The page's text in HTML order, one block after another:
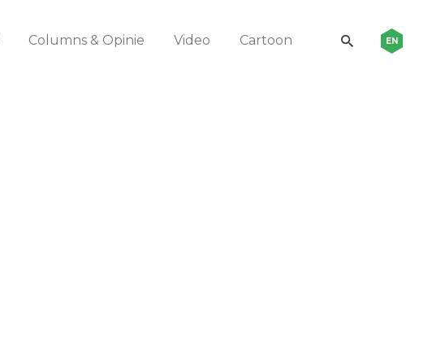
Columns & Opinie Video Cartoon EN